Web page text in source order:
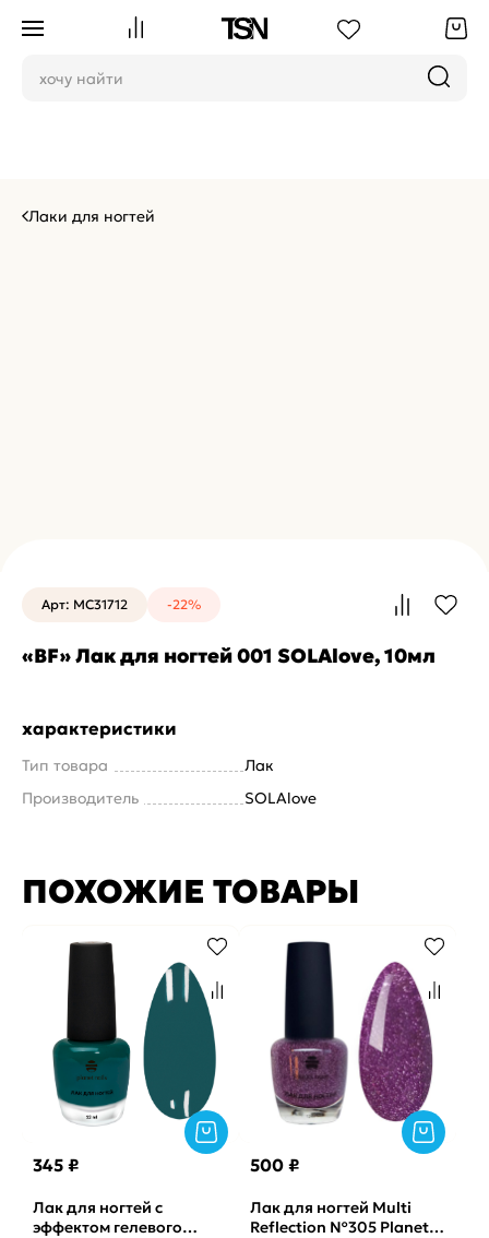
Лаки для ногтей
Арт: MC31712 -22%
«BF» Лак для ногтей 001 SOLAlove, 10мл
характеристики
Тип товара
Лак
Производитель
SOLAlove
ПОХОЖИЕ ТОВАРЫ
345 ₽
Лак для ногтей с
эффектом гелевого
500 ₽
Лак для ногтей Multi
Reflection №305 Planet